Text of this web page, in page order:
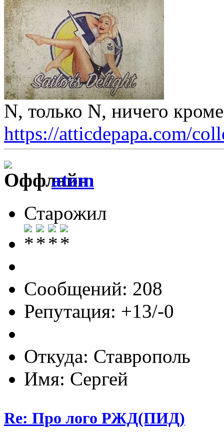
N, только N, ничего
https://atticdepapa.com/
atom
Старожил
Сообщений: 208
Репутация: +13/-0
Откуда: Ставрополь
Имя: Сергей
Re: Про лого РЖД(ПИД)